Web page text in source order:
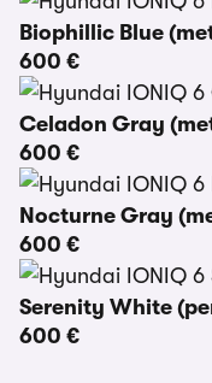
Biophillic Blue
600 €
Celadon Gray
600 €
Nocturne Gray
600 €
Serenity White
600 €